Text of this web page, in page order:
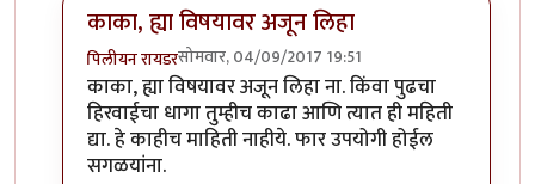
काका, ह्या विषयावर अजून लिहा
पिलीयन रायडरसोमवार, 04/09/2017 19:51
In reply toशंभर रु किलोच्या डाळीच्याbyकंजूस
काका, ह्या विषयावर अजून लिहा ना. किंवा पुढचा
हिरवाईचा धागा तुम्हीच काढा आणि त्यात ही महिती
द्या. हे काहीच माहिती नाहीये. फार उपयोगी होईल
सगळयांना.